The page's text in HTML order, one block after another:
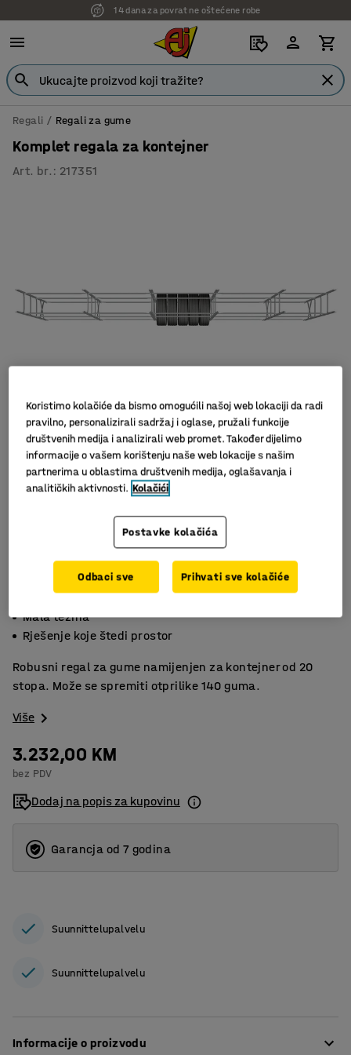
14 dana za povrat ne oštećene robe
Regali Regali za gume
Komplet regala za kontejner
Art. br. : 217351
Za 20-foot kontejner
Mala težina
Rješenje koje štedi prostor
Robusni regal za gume namijenjen za kontejner od 20
stopa. Može se spremiti otprilike 140 guma.
Više
3.232,00 KM
bez PDV
Dodaj na popis za kupovinu
Garancja od 7 godina
Suunnittelupalvelu
Suunnittelupalvelu
Informacije o proizvodu
Koristimo kolačiće da bismo omogućili našoj web lokaciji da radi
pravilno, personalizirali sadržaj i oglase, pružali funkcije
društvenih medija i analizirali web promet. Također dijelimo
informacije o vašem korištenju naše web lokacije s našim
partnerima u oblastima društvenih medija, oglašavanja i
analitičkih aktivnosti. Kolačići
Postavke kolačića
Odbaci sve Prihvati sve kolačiće